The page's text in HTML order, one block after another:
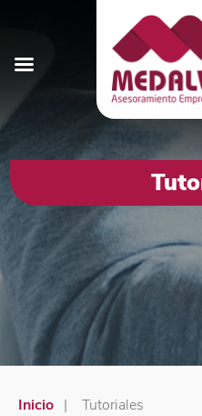
Inicio | Tutoriales